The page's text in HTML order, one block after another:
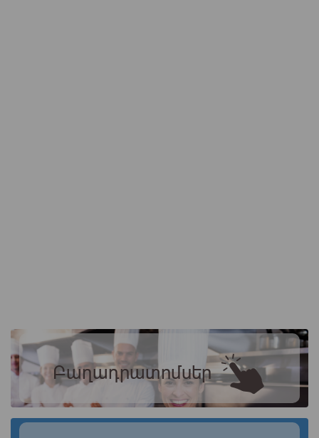
Բաղադրատոմսեր